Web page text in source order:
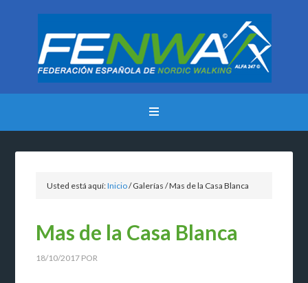
Usted está aquí:Inicio/Galerías/Mas de la Casa Blanca
Mas de la Casa Blanca
18/10/2017 POR